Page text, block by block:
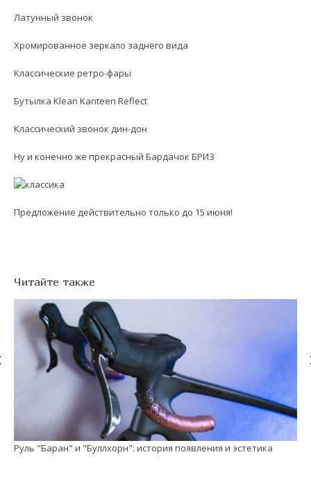
Латунный звонок
Хромированное зеркало заднего вида
Классические ретро-фары
Бутылка Klean Kanteen Reflect
Классический звонок дин-дон
Ну и конечно же прекрасный Бардачок БРИЗ
Предложение действительно только до 15 июня!
Читайте также
Руль "Баран" и "Буллхорн": история появления и эстетика